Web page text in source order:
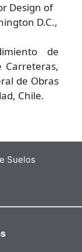
Design of
D.C.,
de
Carreteras,
de Obras
Chile.
Suelos